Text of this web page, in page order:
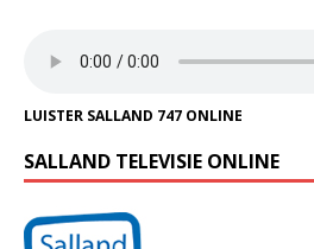
LUISTER SALLAND 747 ONLINE
SALLAND TELEVISIE ONLINE